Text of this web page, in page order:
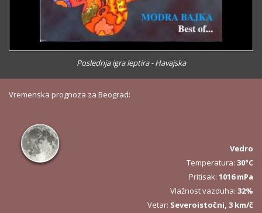
Poslednja igra leptira - Havajska
Vremenska prognoza za Beograd:
Vedro
Temperatura: 30°C
Pritisak: 1016 mPa
Vlažnost vazduha: 32%
Vetar: Severoistočni, 3 km/č